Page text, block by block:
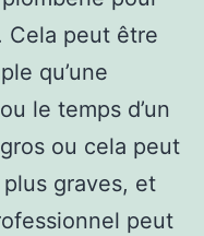
peut être
qu’une
le temps d’un
ou cela peut
graves, et
peut